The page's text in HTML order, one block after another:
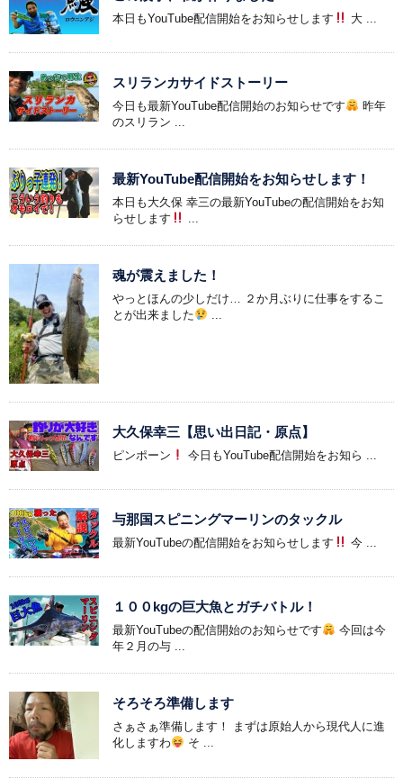
本日もYouTube配信開始をお知らせします 大 ...
スリランカサイドストーリー
今日も最新YouTube配信開始のお知らせです
昨年
のスリラン ...
最新YouTube配信開始をお知らせします！
本日も大久保 幸三の最新YouTubeの配信開始をお知
らせします
...
魂が震えました！
やっとほんの少しだけ… ２か月ぶりに仕事をするこ
とが出来ました
...
大久保幸三【思い出日記・原点】
ピンポーン 今日もYouTube配信開始をお知ら ...
与那国スピニングマーリンのタックル
最新YouTubeの配信開始をお知らせします 今 ...
１００kgの巨大魚とガチバトル！
最新YouTubeの配信開始のお知らせです
今回は今
年２月の与 ...
そろそろ準備します
さぁさぁ準備します！ まずは原始人から現代人に進
化しますわ
そ ...